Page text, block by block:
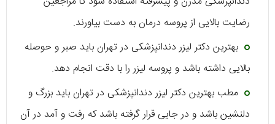
رضایت بالایی از پروسه درمان به دست بیاورند.
بهترین دکتر لیزر دندانپزشکی در تهران باید صبر و حوصله
بالایی داشته باشد و پروسه لیزر را با دقت انجام دهد.
مطب بهترین دکتر لیزر دندانپزشکی در تهران باید بزرگ و
دلنشین باشد و در جایی قرار گرفته باشد که رفت و آمد در آن